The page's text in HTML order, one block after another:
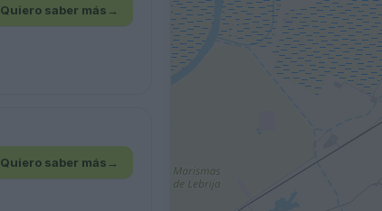
Quiero saber más →
Quiero saber más →